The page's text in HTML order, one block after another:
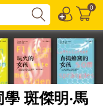
0
學 斑傑明‧馬